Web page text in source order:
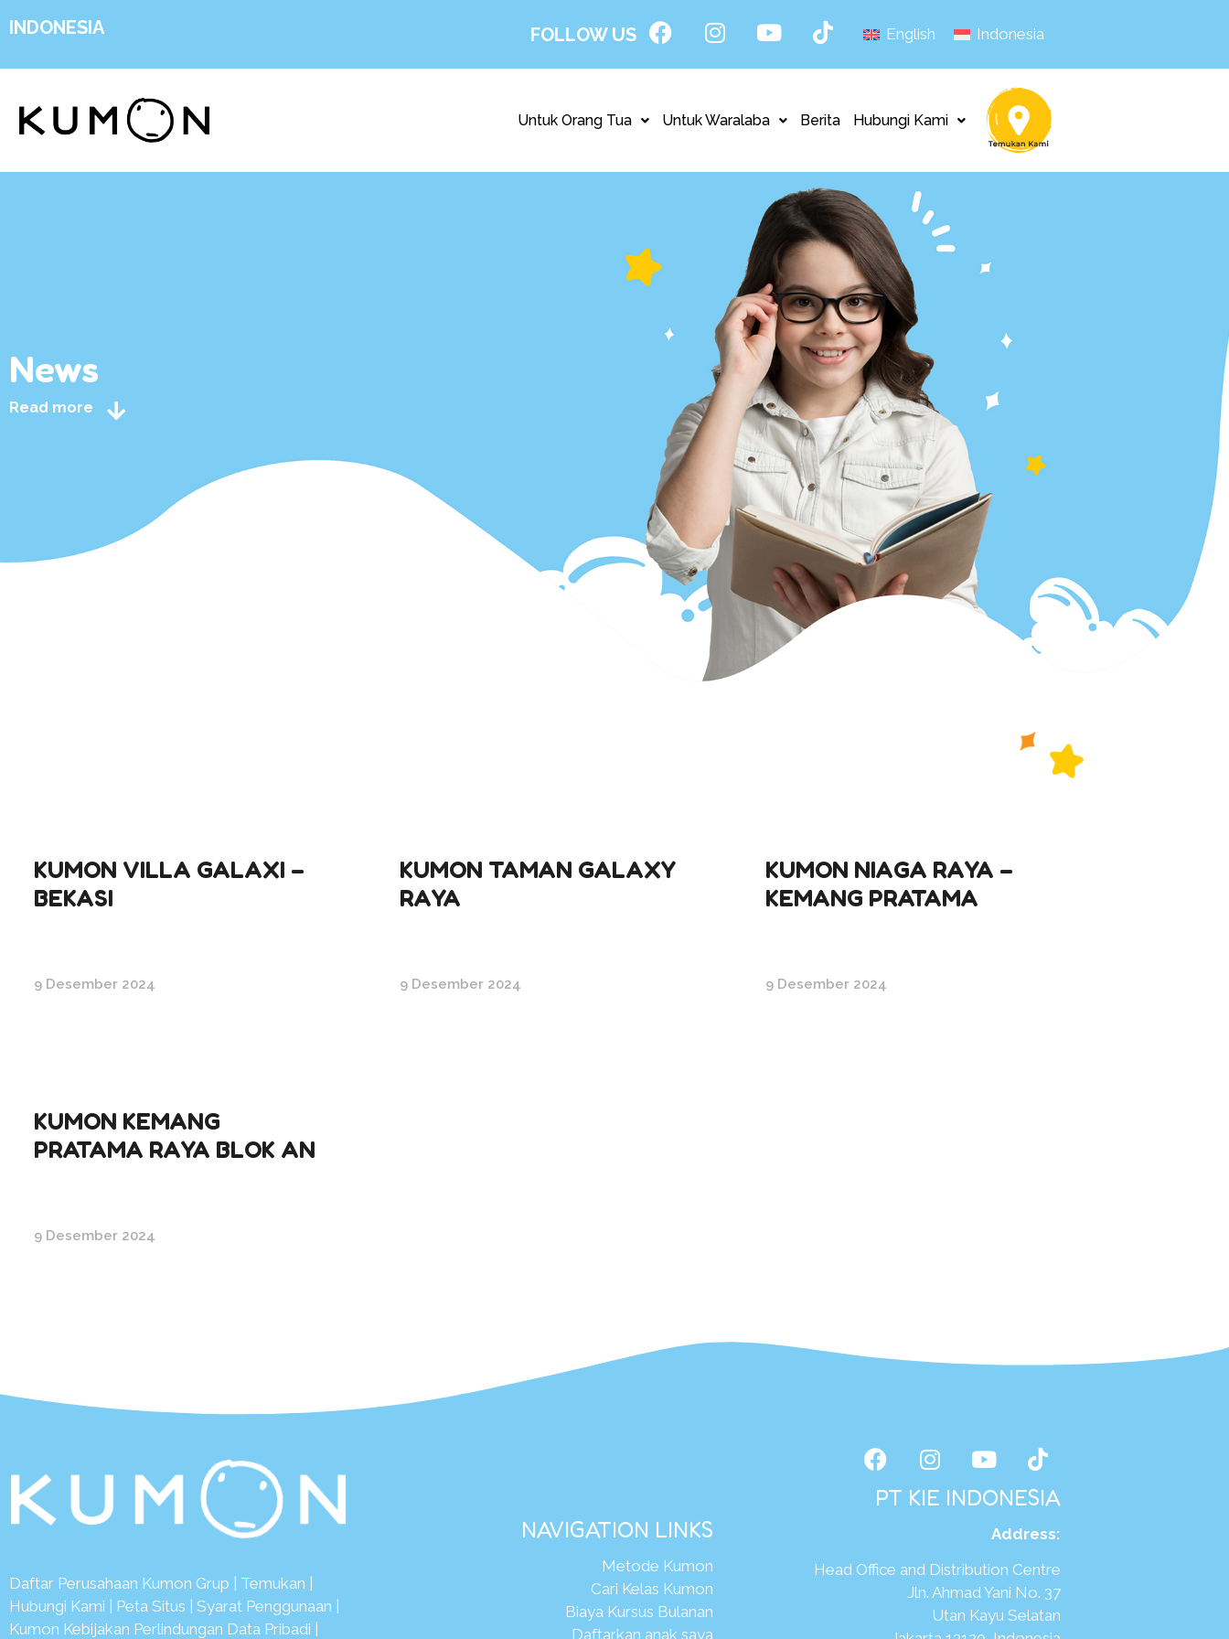
INDONESIA FOLLOW US English Indonesia
Untuk Orang Tua Untuk Waralaba Berita Hubungi Kami
News
Read more
KUMON VILLA GALAXI –
BEKASI
9 Desember 2024
KUMON TAMAN GALAXY
RAYA
9 Desember 2024
KUMON NIAGA RAYA –
KEMANG PRATAMA
9 Desember 2024
KUMON KEMANG
PRATAMA RAYA BLOK AN
9 Desember 2024
Daftar Perusahaan Kumon Grup Temukan
Hubungi Kami
Peta Situs Syarat Penggunaan
Kumon Kebijakan Perlindungan Data Pribadi
NAVIGATION LINKS
Metode Kumon
Cari Kelas Kumon
Biaya Kursus Bulanan
Daftarkan anak saya
PT KIE INDONESIA
Address:
Head Office and Distribution Centre
Jln. Ahmad Yani No. 37
Utan Kayu Selatan